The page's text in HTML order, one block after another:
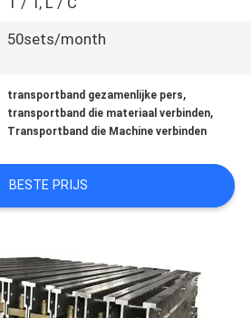
50sets/month
transportband gezamenlijke pers,
transportband die materiaal verbinden,
Transportband die Machine verbinden
BESTE PRIJS